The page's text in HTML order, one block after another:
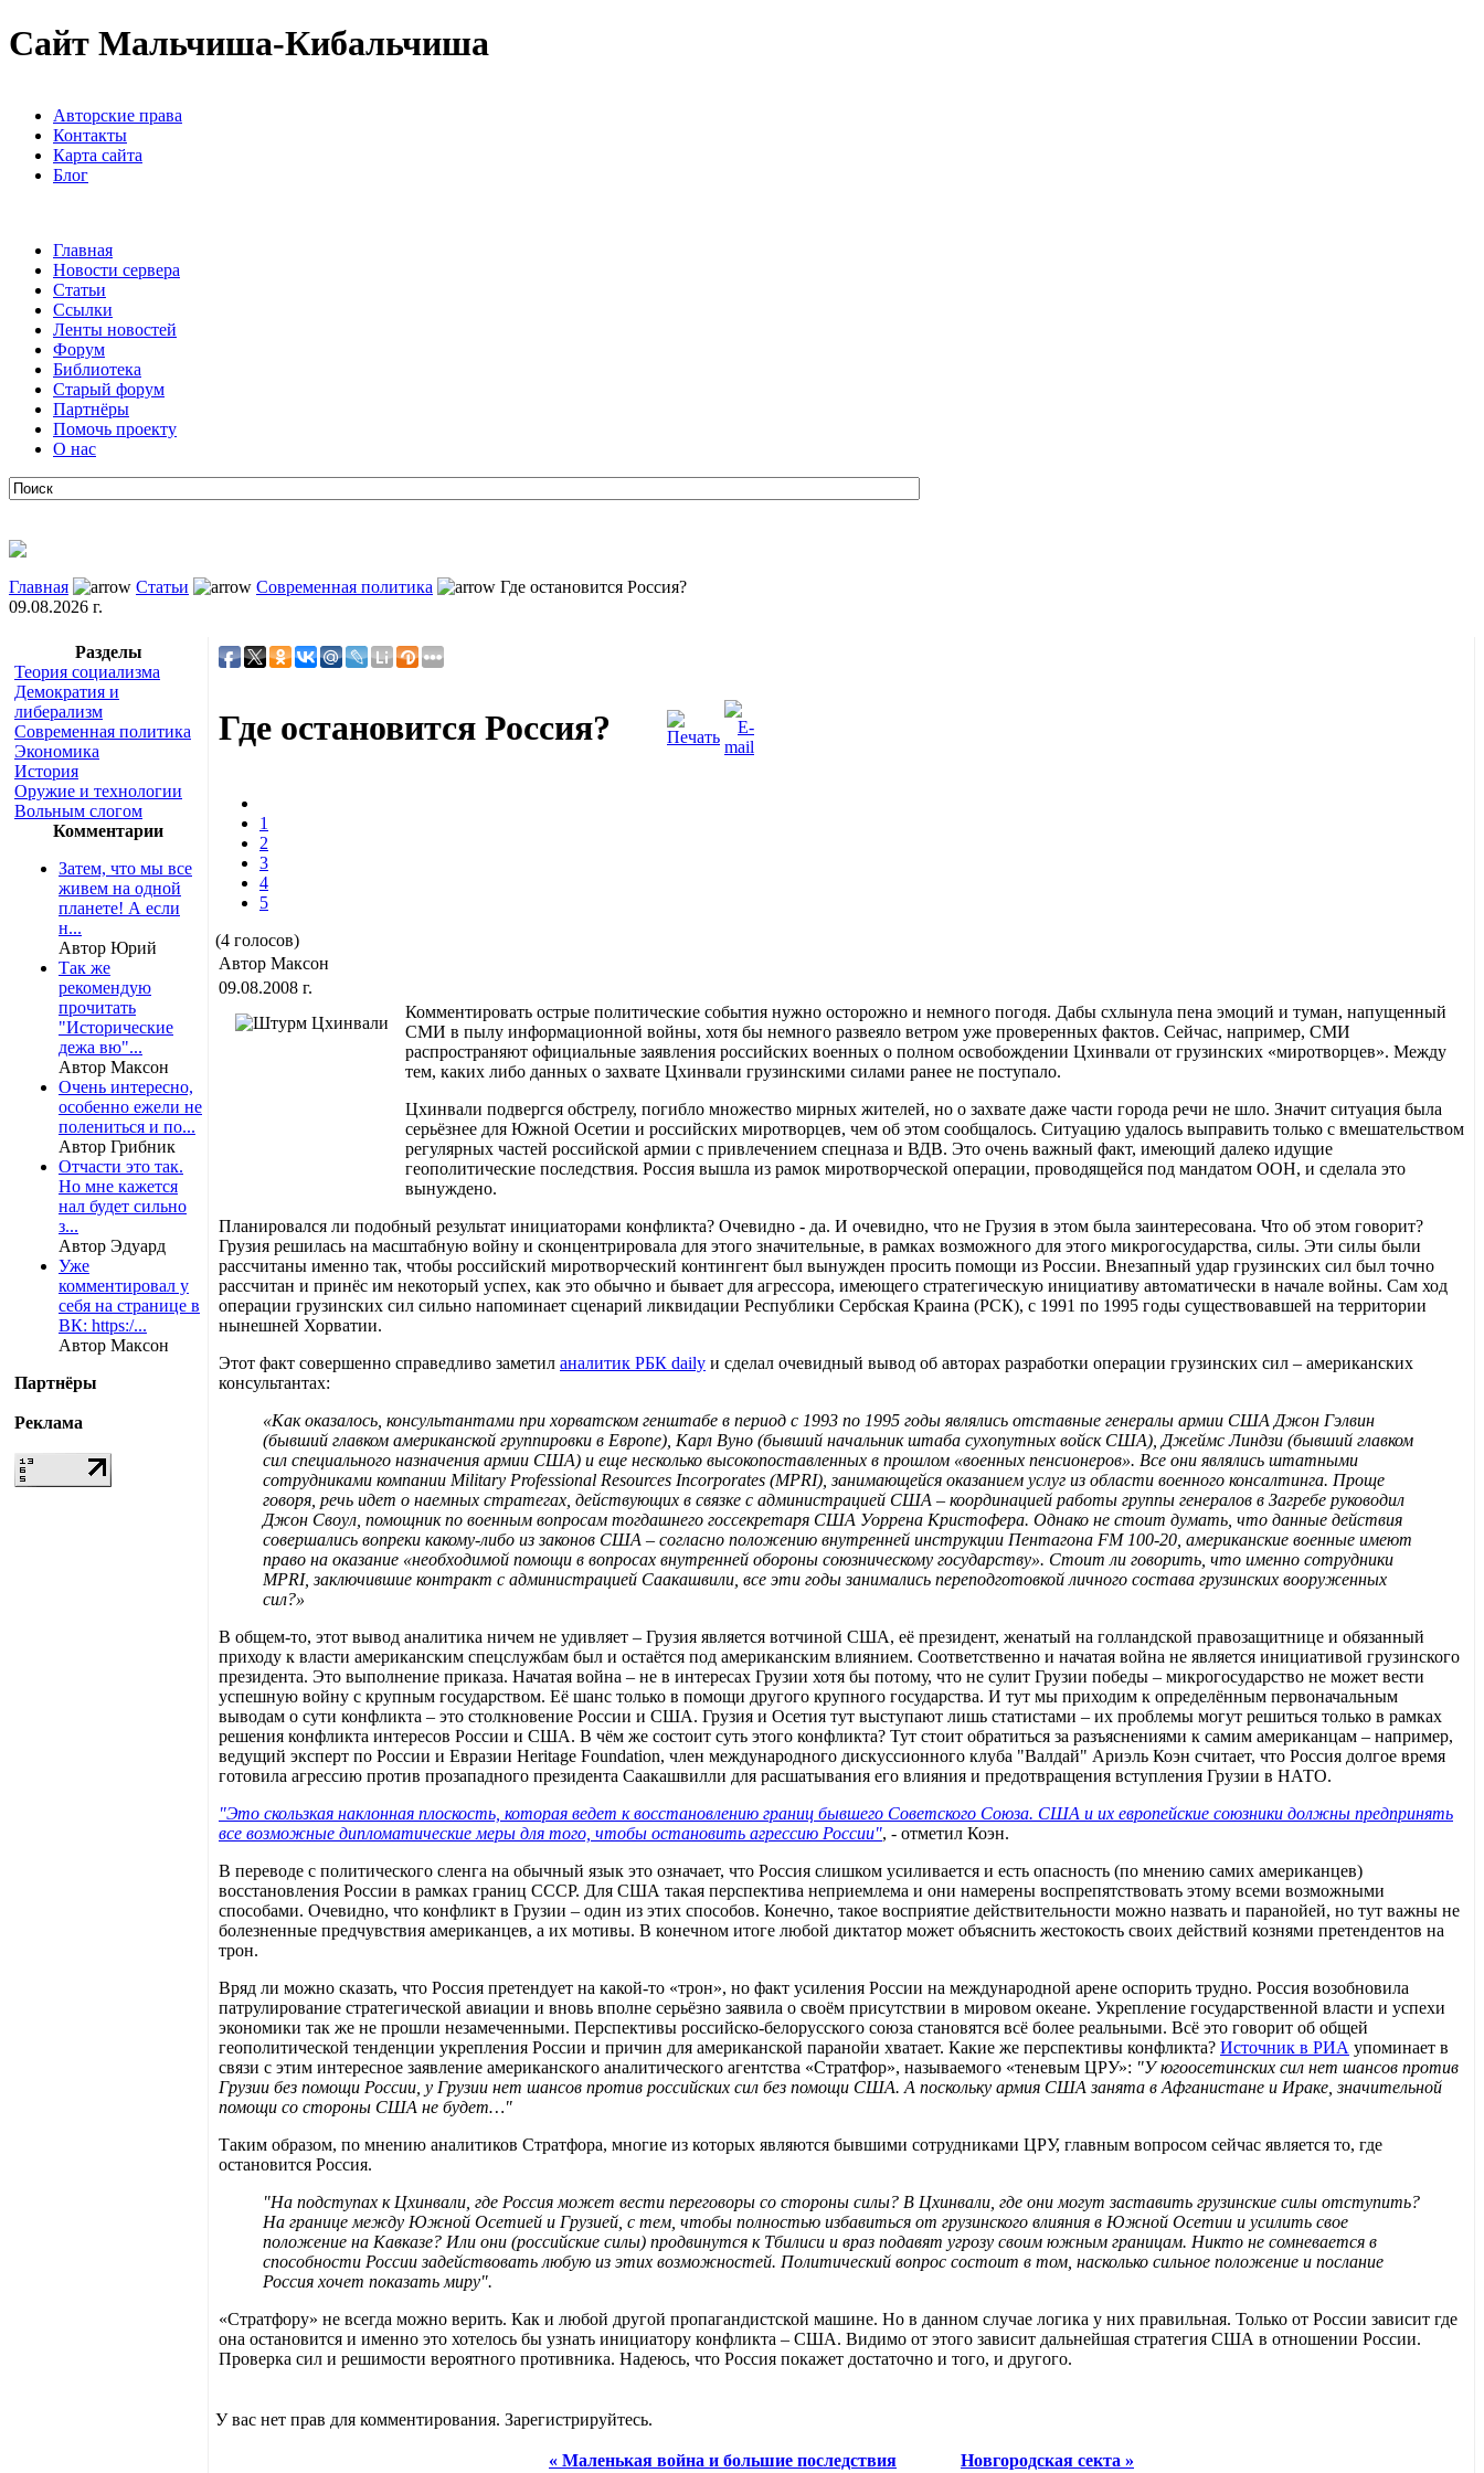
Сайт Мальчиша-Кибальчиша
Авторские права
Контакты
Карта сайта
Блог
Главная
Новости сервера
Статьи
Ссылки
Ленты новостей
Форум
Библиотека
Старый форум
Партнёры
Помочь проекту
О нас
Главная Статьи Современная политика
Где остановится Россия?
09.08.2026 г.
Разделы
Теория социализма
Демократия и
либерализм
Современная политика
Экономика
История
Оружие и технологии
Вольным слогом
Комментарии
Затем, что мы все
живем на одной
планете! А если
н...
Автор Юрий
Так же
рекомендую
прочитать
"Исторические
дежа вю"...
Автор Максон
Очень интересно,
особенно ежели не
полениться и по...
Автор Грибник
Отчасти это так.
Но мне кажется
нал будет сильно
з...
Автор Эдуард
Уже
комментировал у
себя на странице в
ВК: https:/...
Автор Максон
Партнёры
Реклама
Где остановится Россия?
1
2
3
4
5
(4 голосов)
Автор Максон
09.08.2008 г.
Комментировать острые политические события нужно осторожно и немного погодя. Дабы схлынула пена эмоций и туман, напущенный
СМИ в пылу информационной войны, хотя бы немного развеяло ветром уже проверенных фактов. Сейчас, например, СМИ
распространяют официальные заявления российских военных о полном освобождении Цхинвали от грузинских «миротворцев». Между
тем, каких либо данных о захвате Цхинвали грузинскими силами ранее не поступало.
Цхинвали подвергся обстрелу, погибло множество мирных жителей, но о захвате даже части города речи не шло. Значит ситуация была
серьёзнее для Южной Осетии и российских миротворцев, чем об этом сообщалось. Ситуацию удалось выправить только с вмешательством
регулярных частей российской армии с привлечением спецназа и ВДВ. Это очень важный факт, имеющий далеко идущие
геополитические последствия. Россия вышла из рамок миротворческой операции, проводящейся под мандатом ООН, и сделала это
вынуждено.
Планировался ли подобный результат инициаторами конфликта? Очевидно - да. И очевидно, что не Грузия в этом была заинтересована. Что об этом говорит?
Грузия решилась на масштабную войну и сконцентрировала для этого значительные, в рамках возможного для этого микрогосударства, силы. Эти силы были
рассчитаны именно так, чтобы российский миротворческий контингент был вынужден просить помощи из России. Внезапный удар грузинских сил был точно
рассчитан и принёс им некоторый успех, как это обычно и бывает для агрессора, имеющего стратегическую инициативу автоматически в начале войны. Сам ход
операции грузинских сил сильно напоминает сценарий ликвидации Республики Сербская Краина (РСК), с 1991 по 1995 годы существовавшей на территории
нынешней Хорватии.
Этот факт совершенно справедливо заметил аналитик РБК daily и сделал очевидный вывод об авторах разработки операции грузинских сил – американских
консультантах:
«Как оказалось, консультантами при хорватском генштабе в период с 1993 по 1995 годы являлись отставные генералы армии США Джон Гэлвин
(бывший главком американской группировки в Европе), Карл Вуно (бывший начальник штаба сухопутных войск США), Джеймс Линдзи (бывший главком
сил специального назначения армии США) и еще несколько высокопоставленных в прошлом «военных пенсионеров». Все они являлись штатными
сотрудниками компании Military Professional Resources Incorporates (MPRI), занимающейся оказанием услуг из области военного консалтинга. Проще
говоря, речь идет о наемных стратегах, действующих в связке с администрацией США – координацией работы группы генералов в Загребе руководил
Джон Своул, помощник по военным вопросам тогдашнего госсекретаря США Уоррена Кристофера. Однако не стоит думать, что данные действия
совершались вопреки какому-либо из законов США – согласно положению внутренней инструкции Пентагона FM 100-20, американские военные имеют
право на оказание «необходимой помощи в вопросах внутренней обороны союзническому государству». Стоит ли говорить, что именно сотрудники
MPRI, заключившие контракт с администрацией Саакашвили, все эти годы занимались переподготовкой личного состава грузинских вооруженных
сил?»
В общем-то, этот вывод аналитика ничем не удивляет – Грузия является вотчиной США, её президент, женатый на голландской правозащитнице и обязанный
приходу к власти американским спецслужбам был и остаётся под американским влиянием. Соответственно и начатая война не является инициативой грузинского
президента. Это выполнение приказа. Начатая война – не в интересах Грузии хотя бы потому, что не сулит Грузии победы – микрогосударство не может вести
успешную войну с крупным государством. Её шанс только в помощи другого крупного государства. И тут мы приходим к определённым первоначальным
выводам о сути конфликта – это столкновение России и США. Грузия и Осетия тут выступают лишь статистами – их проблемы могут решиться только в рамках
решения конфликта интересов России и США. В чём же состоит суть этого конфликта? Тут стоит обратиться за разъяснениями к самим американцам – например,
ведущий эксперт по России и Евразии Heritage Foundation, член международного дискуссионного клуба "Валдай" Ариэль Коэн считает, что Россия долгое время
готовила агрессию против прозападного президента Саакашвилли для расшатывания его влияния и предотвращения вступления Грузии в НАТО.
"Это скользкая наклонная плоскость, которая ведет к восстановлению границ бывшего Советского Союза. США и их европейские союзники должны предпринять
все возможные дипломатические меры для того, чтобы остановить агрессию России", - отметил Коэн.
В переводе с политического сленга на обычный язык это означает, что Россия слишком усиливается и есть опасность (по мнению самих американцев)
восстановления России в рамках границ СССР. Для США такая перспектива неприемлема и они намерены воспрепятствовать этому всеми возможными
способами. Очевидно, что конфликт в Грузии – один из этих способов. Конечно, такое восприятие действительности можно назвать и паранойей, но тут важны не
болезненные предчувствия американцев, а их мотивы. В конечном итоге любой диктатор может объяснить жестокость своих действий кознями претендентов на
трон.
Вряд ли можно сказать, что Россия претендует на какой-то «трон», но факт усиления России на международной арене оспорить трудно. Россия возобновила
патрулирование стратегической авиации и вновь вполне серьёзно заявила о своём присутствии в мировом океане. Укрепление государственной власти и успехи
экономики так же не прошли незамеченными. Перспективы российско-белорусского союза становятся всё более реальными. Всё это говорит об общей
геополитической тенденции укрепления России и причин для американской паранойи хватает. Какие же перспективы конфликта? Источник в РИА упоминает в
связи с этим интересное заявление американского аналитического агентства «Стратфор», называемого «теневым ЦРУ»: "У югоосетинских сил нет шансов против
Грузии без помощи России, у Грузии нет шансов против российских сил без помощи США. А поскольку армия США занята в Афганистане и Ираке, значительной
помощи со стороны США не будет…"
Таким образом, по мнению аналитиков Стратфора, многие из которых являются бывшими сотрудниками ЦРУ, главным вопросом сейчас является то, где
остановится Россия.
"На подступах к Цхинвали, где Россия может вести переговоры со стороны силы? В Цхинвали, где они могут заставить грузинские силы отступить?
На границе между Южной Осетией и Грузией, с тем, чтобы полностью избавиться от грузинского влияния в Южной Осетии и усилить свое
положение на Кавказе? Или они (российские силы) продвинутся к Тбилиси и враз подавят угрозу своим южным границам. Никто не сомневается в
способности России задействовать любую из этих возможностей. Политический вопрос состоит в том, насколько сильное положение и послание
Россия хочет показать миру".
«Стратфору» не всегда можно верить. Как и любой другой пропагандистской машине. Но в данном случае логика у них правильная. Только от России зависит где
она остановится и именно это хотелось бы узнать инициатору конфликта – США. Видимо от этого зависит дальнейшая стратегия США в отношении России.
Проверка сил и решимости вероятного противника. Надеюсь, что Россия покажет достаточно и того, и другого.
У вас нет прав для комментирования. Зарегистрируйтесь.
« Маленькая война и большие последствия Новгородская секта »